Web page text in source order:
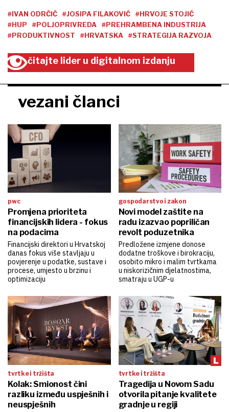
#IVAN ODRČIĆ #JOSIPA FILAKOVIĆ
#HRVOJE STOJIĆ
#HUP
#POLJOPRIVREDA
#PREHRAMBENA INDUSTRIJA
#PRODUKTIVNOST
#HRVATSKA #STRATEGIJA RAZVOJA
čitajte lider u digitalnom izdanju
vezani članci
pwc
Promjena prioriteta
financijskih lidera - fokus
na podacima
Financijski direktori u Hrvatskoj
danas fokus više stavljaju u
povjerenje u podatke, sustave i
procese, umjesto u brzinu i
optimizaciju
gospodarstvo i zakon
Novi model zaštite na
radu izazvao popriličan
revolt poduzetnika
Predložene izmjene donose
dodatne troškove i birokraciju,
osobito mikro i malim tvrtkama
u niskorizičnim djelatnostima,
smatraju u UGP-u
tvrtke i tržišta
Kolak: Smionost čini
razliku između uspješnih i
neuspješnih
tvrtke i tržišta
Tragedija u Novom Sadu
otvorila pitanje kvalitete
gradnje u regiji